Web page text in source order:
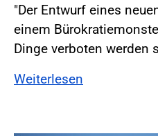
"Der Entwurf eines
einem
Dinge verboten werden
Weiterlesen